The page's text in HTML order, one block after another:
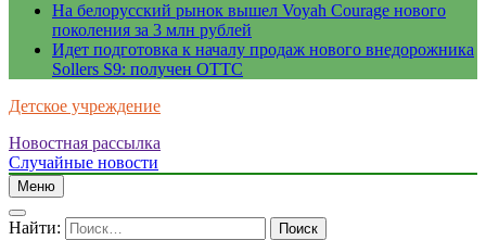
На белорусский рынок вышел Voyah Courage нового
поколения за 3 млн рублей
Идет подготовка к началу продаж нового внедорожника
Sollers S9: получен ОТТС
Детское учреждение
Новостная рассылка
Случайные новости
Меню
Найти: